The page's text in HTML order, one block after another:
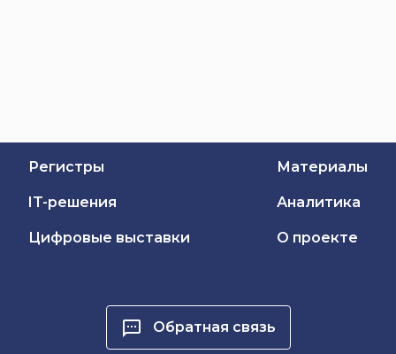
Регистры
IT-решения
Цифровые выставки
Материалы
Аналитика
О проекте
Обратная связь